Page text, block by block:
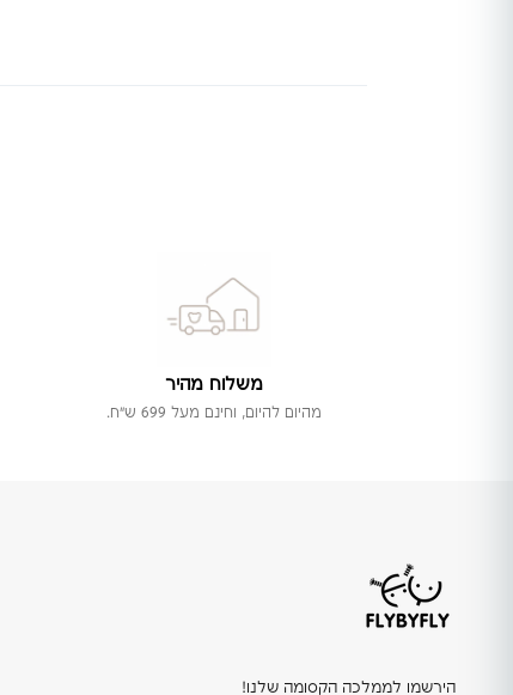
משלוח מהיר
מהיום להיום, וחינם מעל 699 ש"ח.
הירשמו לממלכה הקסומה שלנו!